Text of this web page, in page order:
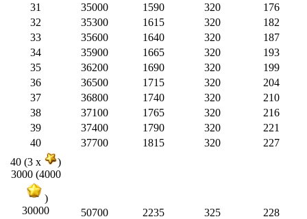
31
35000 1590 320
176
32
35300 1615 320
182
33
35600 1640 320
187
34
35900 1665 320
193
35
36200 1690 320
199
36
36500 1715 320
204
37
36800 1740 320
210
38
37100 1765 320
216
39
37400 1790 320
221
40
37700 1815 320
227
40 (3 x
)
3000 (4000
)
30000
50700 2235 325 228